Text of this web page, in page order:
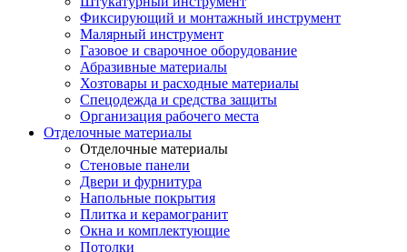
Фиксирующий и монтажный инструмент
Малярный инструмент
Газовое и сварочное оборудование
Абразивные материалы
Хозтовары и расходные материалы
Спецодежда и средства защиты
Организация рабочего места
Отделочные материалы
Отделочные материалы
Стеновые панели
Двери и фурнитура
Напольные покрытия
Плитка и керамогранит
Окна и комплектующие
Потолки